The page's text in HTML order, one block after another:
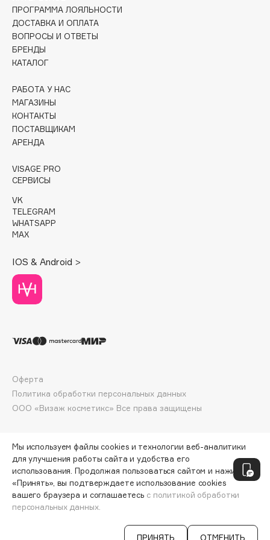
Collagenina
Consly
Corimo
CosRX
Crescina
Cunzite
Curaprox
D
d'Alba
DABO
DARLING*
Davines
Deonica
Dessange
Dolce & Gabbana
Dorco
DP Daily Perfection
Dr.Ceuracle
Dr.Jart+
DSD de Luxe
Dyson
СООБЩИТЬ О ПОСТУПЛЕНИИ
ПРОГРАММА ЛОЯЛЬНОСТИ
ДОСТАВКА И ОПЛАТА
ВОПРОСЫ И ОТВЕТЫ
БРЕНДЫ
КАТАЛОГ
РАБОТА У НАС
МАГАЗИНЫ
КОНТАКТЫ
ПОСТАВЩИКАМ
АРЕНДА
VISAGE PRO
СЕРВИСЫ
VK
TELEGRAM
WHATSAPP
MAX
IOS & Android >
ООО «Визаж косметикс» Все права защищены
Оферта
Политика обработки персональных данных
Мы используем файлы cookies и технологии веб-аналитики
для улучшения работы сайта и удобства его
использования. Продолжая пользоваться сайтом и нажимая
«Принять», вы подтверждаете использование cookies
вашего браузера и соглашаетесь с политикой обработки
персональных данных.
ПРИНЯТЬ ОТМЕНИТЬ